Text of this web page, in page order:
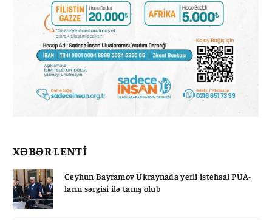
XƏBƏR LENTİ
Ceyhun Bayramov Ukraynada yerli istehsal PUA-
ların sərgisi ilə tanış olub